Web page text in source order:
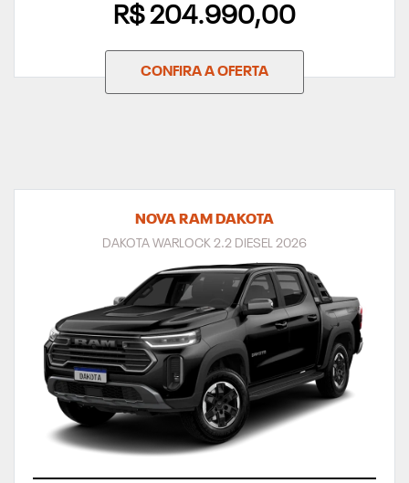
R$ 204.990,00
CONFIRA A OFERTA
NOVA RAM DAKOTA
DAKOTA WARLOCK 2.2 DIESEL 2026